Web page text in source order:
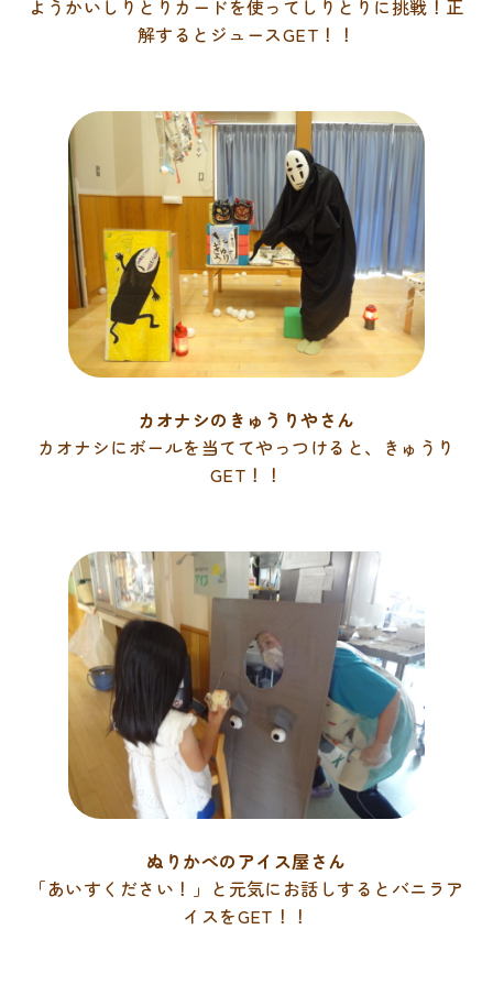
ようかいしりとりカードを使ってしりとりに挑戦！正
解するとジュースGET！！
カオナシのきゅうりやさん
カオナシにボールを当ててやっつけると、きゅうり
GET！！
ぬりかべのアイス屋さん
「あいすください！」と元気にお話しするとバニラア
イスをGET！！